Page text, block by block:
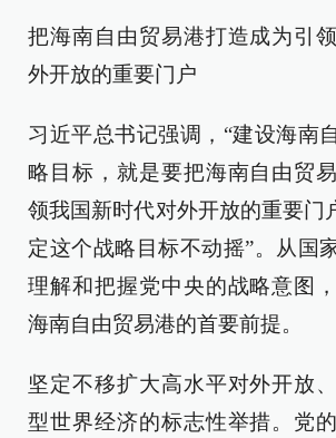
把海南自由贸易港打造成为引
外开放的重要门户
习近平总书记强调，“建设海南
略目标，就是要把海南自由贸
领我国新时代对外开放的重要门
定这个战略目标不动摇”。从国
理解和把握党中央的战略意图
海南自由贸易港的首要前提。
坚定不移扩大高水平对外开放
型世界经济的标志性举措。党